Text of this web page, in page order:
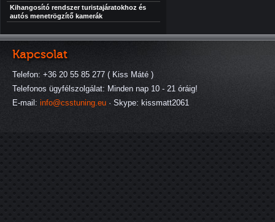
Kihangosító rendszer turistajáratokhoz és
autós menetrögzítő kamerák
Kapcsolat
Telefon: +36 20 55 85 277 ( Kiss Máté )
Telefonos ügyfélszolgálat: Minden nap 10 - 21 óráig!
E-mail: info@csstuning.eu · Skype: kissmatt2061